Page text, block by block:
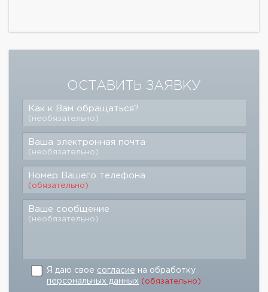
ОСТАВИТЬ ЗАЯВКУ
Как к Вам обращаться?
(необязательно)
Ваша электронная почта
(необязательно)
Номер Вашего телефона
(обязательно)
Ваше сообщение
(необязательно)
Я даю свое согласие на обработку
персональных данных (обязательно)